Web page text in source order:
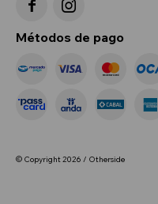
 
Métodos de pago
© Copyright 2026 / Otherside